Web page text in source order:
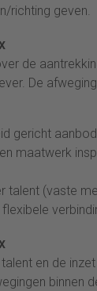
richting geven.
de
De
gericht
maatwerk
talent (vaste
en de
binnen